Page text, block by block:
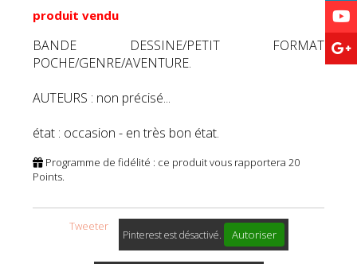
produit vendu
BANDE DESSINE/PETIT FORMAT
POCHE/GENRE/AVENTURE.
AUTEURS : non précisé...
état : occasion - en très bon état.
Programme de fidélité : ce produit vous rapportera 20
Points.
Tweeter
Pinterest est désactivé. Autoriser